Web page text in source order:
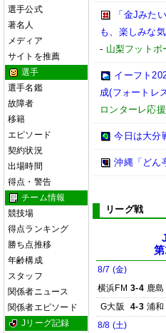
選手公式
著名人
メディア
サイトを推薦
選手
選手名鑑
故障者
移籍
エピソード
契約状況
出場時間
得点・警告
チーム情報
競技場
得点ランキング
勝ち点推移
年齢構成
スタッフ
関係者ニュース
関係者エピソード
Jリーグ記録
「金Jみた
も、楽しみな
- 山梨フットボ
イーフト
成(フォートレ
ロンターレ応
今日は大分
沖縄「どん
リーグ戦
8/7 (金)
横浜FM 3-4 鹿島
G大阪
4-3 浦和
8/8 (土)